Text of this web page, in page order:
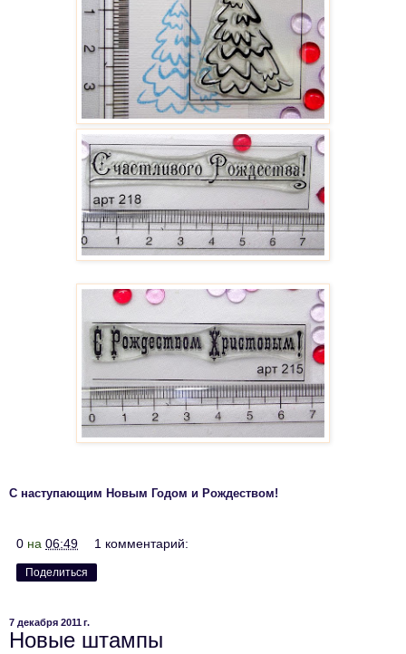
С наступающим Новым Годом и Рождеством!
0 на 06:49 1 комментарий:
Поделиться
7 декабря 2011 г.
Новые штампы